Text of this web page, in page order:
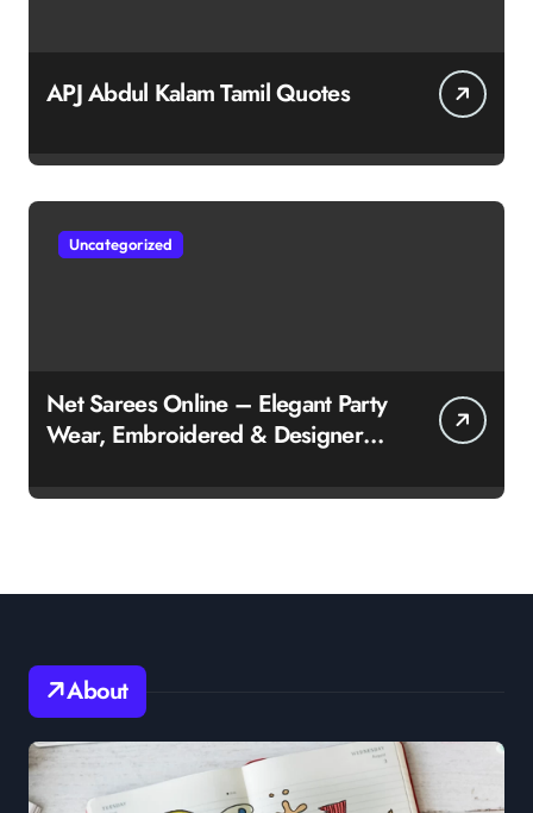
APJ Abdul Kalam Tamil Quotes
Uncategorized
Net Sarees Online – Elegant Party
Wear, Embroidered & Designer
About